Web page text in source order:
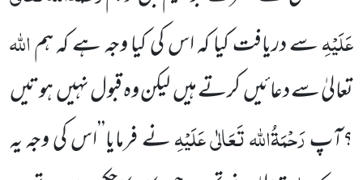
عَلَیْہِسے دریافت کیا کہ اس کی کیا وجہ ہے کہ ہماللہ
تعالیٰ سے دعائیں کرتے ہیں لیکن وہ قبول نہیں ہوتیں
؟آپرَحْمَۃُاللہ تَعَالٰی عَلَیْہِنے فرمایا’’اس کی وجہ یہ